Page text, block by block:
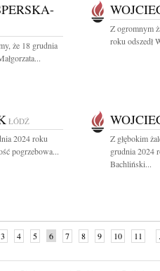
że 18 grudnia
Z ogromnym
roku odszedł
ŁÓDŹ
2024 roku
pogrzebowa...
Z głębokim
grudnia 2024
Bachliński...
3 4 5 6 7 8 9 10 11